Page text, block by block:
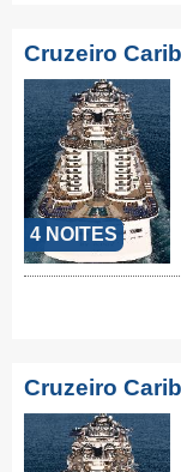
Cruzeiro
4 NOITES
Cruzeiro